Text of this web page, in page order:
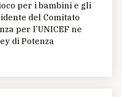
per i bambini e gli
del Comitato
per l’UNICEF ne
di Potenza